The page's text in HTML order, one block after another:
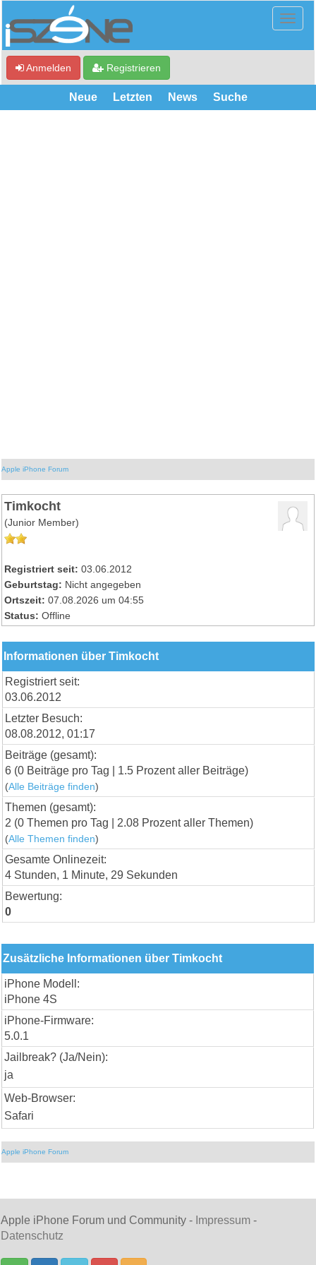
Anmelden Registrieren
Neue Letzten News Suche
Apple iPhone Forum
Timkocht
(Junior Member)
Registriert seit: 03.06.2012
Geburtstag: Nicht angegeben
Ortszeit: 07.08.2026 um 04:55
Status: Offline
Informationen über Timkocht
Registriert seit:
03.06.2012
Letzter Besuch:
08.08.2012, 01:17
Beiträge (gesamt):
6 (0 Beiträge pro Tag | 1.5 Prozent aller Beiträge)
(Alle Beiträge finden)
Themen (gesamt):
2 (0 Themen pro Tag | 2.08 Prozent aller Themen)
(Alle Themen finden)
Gesamte Onlinezeit:
4 Stunden, 1 Minute, 29 Sekunden
Bewertung:
0
Zusätzliche Informationen über Timkocht
iPhone Modell:
iPhone 4S
iPhone-Firmware:
5.0.1
Jailbreak? (Ja/Nein):
ja
Web-Browser:
Safari
Apple iPhone Forum
Apple iPhone Forum und Community - Impressum -
Datenschutz